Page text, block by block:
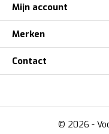
Mijn account
Merken
Contact
© 2026 -